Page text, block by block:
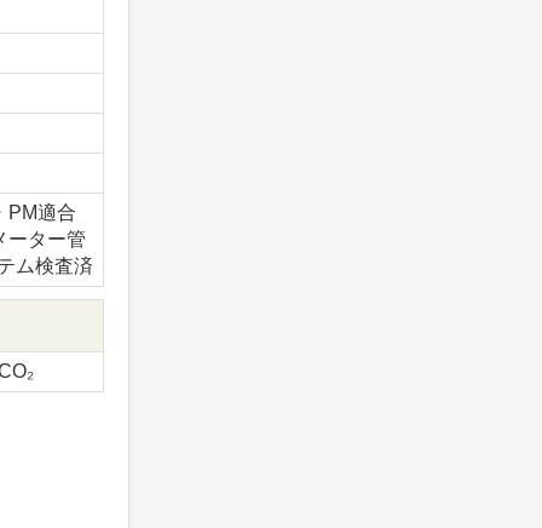
PM適合
ーター管
ム検査済